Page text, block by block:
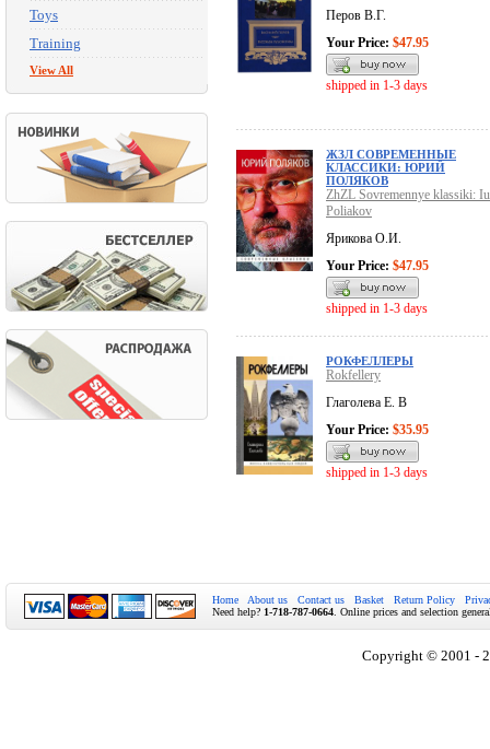
Toys
Training
View All
Перов В.Г.
Your Price: $47.95
shipped in 1-3 days
ЖЗЛ СОВРЕМЕННЫЕ
КЛАССИКИ: ЮРИЙ
ПОЛЯКОВ
ZhZL Sovremennye klassiki:
Poliakov
Ярикова О.И.
Your Price: $47.95
shipped in 1-3 days
РОКФЕЛЛЕРЫ
Rokfellery
Глаголева Е. В
Your Price: $35.95
shipped in 1-3 days
Home About us Contact us Basket Return Policy
Need help? 1-718-787-0664 . Online prices and selection
Copyright © 2001 -